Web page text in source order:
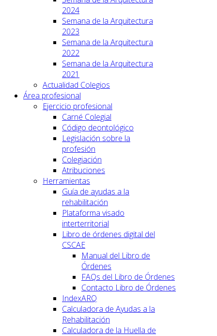
2024
Semana de la Arquitectura
2023
Semana de la Arquitectura
2022
Semana de la Arquitectura
2021
Actualidad Colegios
Área profesional
Ejercicio profesional
Carné Colegial
Código deontológico
Legislación sobre la
profesión
Colegiación
Atribuciones
Herramientas
Guía de ayudas a la
rehabilitación
Plataforma visado
interterritorial
Libro de órdenes digital del
CSCAE
Manual del Libro de
Órdenes
FAQs del Libro de Órdenes
Contacto Libro de Órdenes
IndexARQ
Calculadora de Ayudas a la
Rehabilitación
Calculadora de la Huella de